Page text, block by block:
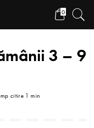
0
3 – 9
citire 1 min